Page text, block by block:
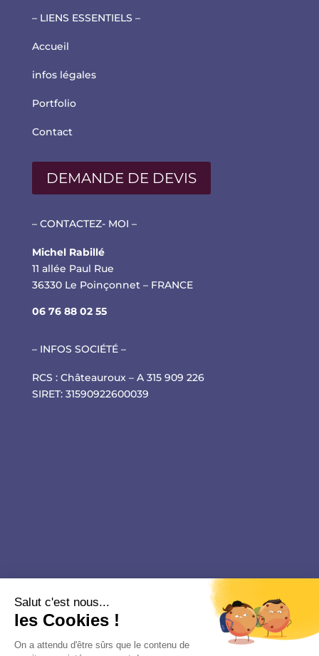
– LIENS ESSENTIELS –
Accueil
infos légales
Portfolio
Contact
DEMANDE DE DEVIS
– CONTACTEZ- MOI –
Michel Rabillé
11 allée Paul Rue
36330 Le Poinçonnet – FRANCE
06 76 88 02 55
– INFOS SOCIÉTÉ –
RCS : Châteauroux – A 315 909 226
SIRET: 31590922600039
Salut c'est nous...
les Cookies !
On a attendu d'être sûrs que le contenu de